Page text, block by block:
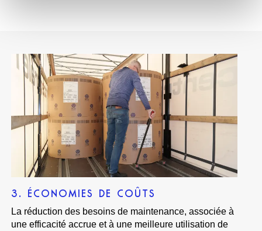
3. ÉCONOMIES DE COÛTS
La réduction des besoins de maintenance, associée à
une efficacité accrue et à une meilleure utilisation de